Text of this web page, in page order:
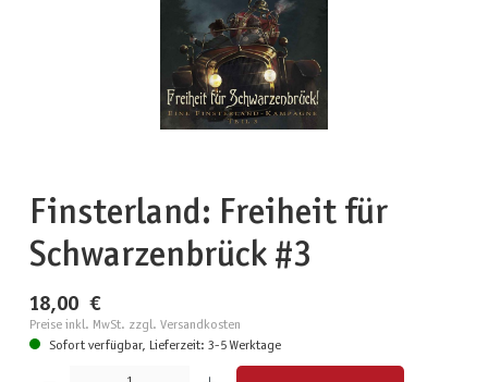
Finsterland: Freiheit für
Schwarzenbrück #3
18,00 €
Preise inkl. MwSt. zzgl. Versandkosten
Sofort verfügbar, Lieferzeit: 3-5 Werktage
Produkt Anzahl: Gib den gewünschten Wert ein oder benutze die Schaltflächen um die Anzahl zu